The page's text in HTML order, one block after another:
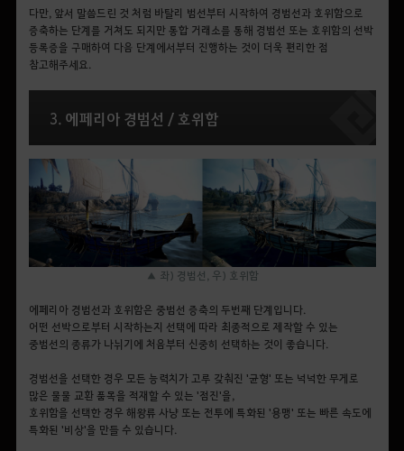
다만, 앞서 말씀드린 것 처럼 바탈리 범선부터 시작하여 경범선과 호위함으로
증축하는 단계를 거쳐도 되지만 통합 거래소를 통해 경범선 또는 호위함의 선박
등록증을 구매하여 다음 단계에서부터 진행하는 것이 더욱 편리한 점
참고해주세요.
3. 에페리아 경범선 / 호위함
▲ 좌) 경범선, 우) 호위함
에페리아 경범선과 호위함은 중범선 증축의 두번째 단계입니다.
어떤 선박으로부터 시작하는지 선택에 따라 최종적으로 제작할 수 있는
중범선의 종류가 나뉘기에 처음부터 신중히 선택하는 것이 좋습니다.
경범선을 선택한 경우 모든 능력치가 고루 갖춰진 '균형' 또는 넉넉한 무게로
많은 물물 교환 품목을 적재할 수 있는 '점진'을,
호위함을 선택한 경우 해왕류 사냥 또는 전투에 특화된 '용맹' 또는 빠른 속도에
특화된 '비상'을 만들 수 있습니다.